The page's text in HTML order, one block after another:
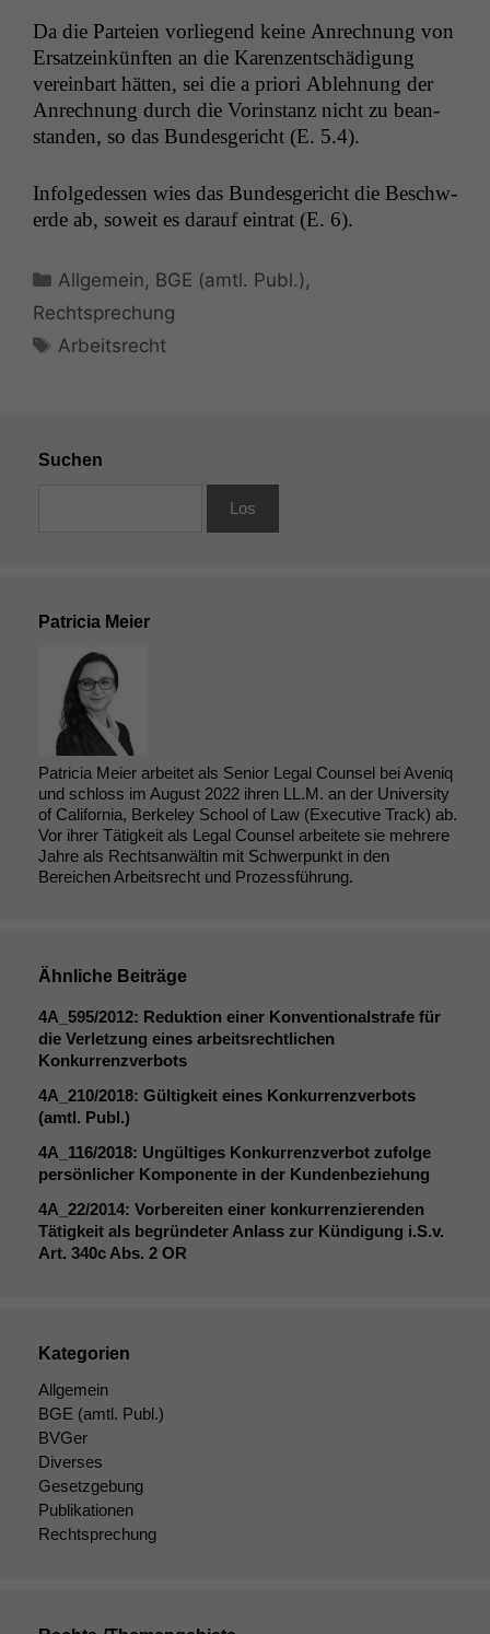
Da die Parteien vor­liegend keine Anrech­nung von
Ersatzeinkün­ften an die Karen­zentschädi­gung
vere­in­bart hät­ten, sei die a pri­ori Ablehnung der
Anrech­nung durch die Vorin­stanz nicht zu bean­
standen, so das Bun­des­gericht (E. 5.4).
Infolgedessen wies das Bun­des­gericht die Beschw­
erde ab, soweit es darauf ein­trat (E. 6).
Kategorien
Allgemein, BGE (amtl. Publ.) ,
Rechtsprechung
Schlagwörter
Arbeitsrecht
Suchen
Patricia Meier
Patricia Meier arbeitet als Senior Legal Counsel bei Aveniq
und schloss im August 2022 ihren LL.M. an der University
of California, Berkeley School of Law (Executive Track) ab.
Vor ihrer Tätigkeit als Legal Counsel arbeitete sie mehrere
Jahre als Rechtsanwältin mit Schwerpunkt in den
Bereichen Arbeitsrecht und Prozessführung.
Ähnliche Beiträge
4A_595/2012: Reduktion einer Konventionalstrafe für
die Verletzung eines arbeitsrechtlichen
Konkurrenzverbots
4A_210/2018: Gültigkeit eines Konkurrenzverbots
(amtl. Publ.)
4A_116/2018: Ungültiges Konkurrenzverbot zufolge
persönlicher Komponente in der Kundenbeziehung
4A_22/2014: Vorbereiten einer konkurrenzierenden
Tätigkeit als begründeter Anlass zur Kündigung i.S.v.
Art. 340c Abs. 2 OR
Kategorien
Allgemein
BGE (amtl. Publ.)
BVGer
Diverses
Gesetzgebung
Publikationen
Rechtsprechung
statistische
Daten auf.
Funktionalität
dieser Website
sind optional.
deaktivieren,